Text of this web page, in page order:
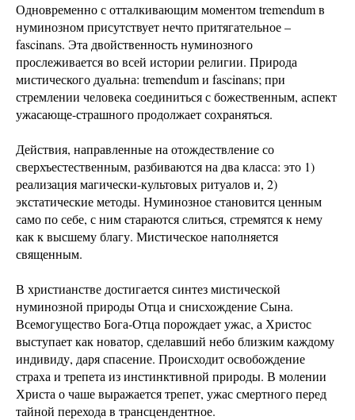
Одновременно с отталкивающим моментом tremendum в
нуминозном присутствует нечто притягательное –
fascinans. Эта двойственность нуминозного
прослеживается во всей истории религии. Природа
мистического дуальна: tremendum и fascinans; при
стремлении человека соединиться с божественным, аспект
ужасающе-страшного продолжает сохраняться.
Действия, направленные на отождествление со
сверхъестественным, разбиваются на два класса: это 1)
реализация магически-культовых ритуалов и, 2)
экстатические методы. Нуминозное становится ценным
само по себе, с ним стараются слиться, стремятся к нему
как к высшему благу. Мистическое наполняется
священным.
В христианстве достигается синтез мистической
нуминозной природы Отца и снисхождение Сына.
Всемогущество Бога-Отца порождает ужас, а Христос
выступает как новатор, сделавший небо близким каждому
индивиду, даря спасение. Происходит освобождение
страха и трепета из инстинктивной природы. В молении
Христа о чаше выражается трепет, ужас смертного перед
тайной перехода в трансцендентное.